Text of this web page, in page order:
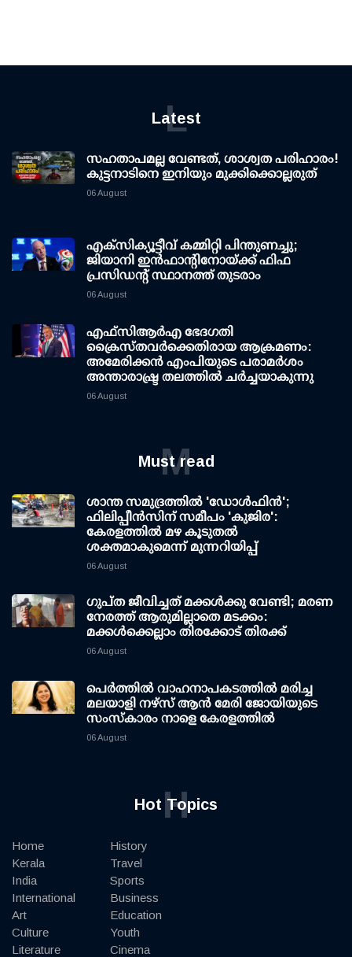
Latest
L
സഹതാപമല്ല വേണ്ടത്, ശാശ്വത പരിഹാരം!
കുട്ടനാടിനെ ഇനിയും മുക്കിക്കൊല്ലരുത്
06 August
എക്സിക്യൂട്ടീവ് കമ്മിറ്റി പിന്തുണച്ചു;
ജിയാനി ഇന്‍ഫാന്റിനോയ്ക്ക് ഫിഫ
പ്രസിഡന്റ് സ്ഥാനത്ത് തുടരാം
06 August
എഫ്‌സി‌ആര്‍‌എ ഭേദഗതി
ക്രൈസ്തവർക്കെതിരായ ആക്രമണം:
അമേരിക്കൻ എംപിയുടെ പരാമർശം
അന്താരാഷ്ട്ര തലത്തിൽ ചർച്ചയാകുന്നു
06 August
Must read
M
ശാന്ത സമുദ്രത്തില്‍ 'ഡോള്‍ഫിന്‍';
ഫിലിപ്പീന്‍സിന് സമീപം 'കുജിര':
കേരളത്തില്‍ മഴ കൂടുതല്‍
ശക്തമാകുമെന്ന് മുന്നറിയിപ്പ്
06 August
ഗുപ്ത ജീവിച്ചത് മക്കള്‍ക്കു വേണ്ടി; മരണ
നേരത്ത് ആരുമില്ലാതെ മടക്കം:
മക്കള്‍ക്കെല്ലാം തിരക്കോട് തിരക്ക്
06 August
പെർത്തിൽ വാഹനാപകടത്തിൽ മരിച്ച
മലയാളി നഴ്സ് ആൻ മേരി ജോയിയുടെ
സംസ്കാരം നാളെ കേരളത്തിൽ
06 August
Hot Topics
H
Home
Kerala
India
International
Art
Culture
Literature
History
Travel
Sports
Business
Education
Youth
Cinema